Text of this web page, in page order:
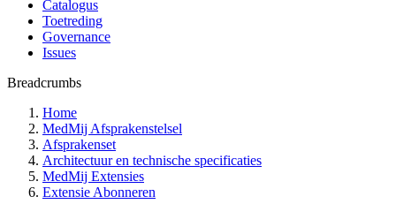
Catalogus
Toetreding
Governance
Issues
Breadcrumbs
Home
MedMij Afsprakenstelsel
Afsprakenset
Architectuur en technische specificaties
MedMij Extensies
Extensie Abonneren